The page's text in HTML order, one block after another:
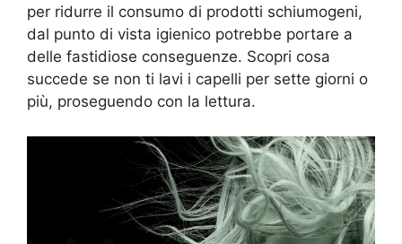
per ridurre il consumo di prodotti schiumogeni,
dal punto di vista igienico potrebbe portare a
delle fastidiose conseguenze. Scopri cosa
succede se non ti lavi i capelli per sette giorni o
più, proseguendo con la lettura.